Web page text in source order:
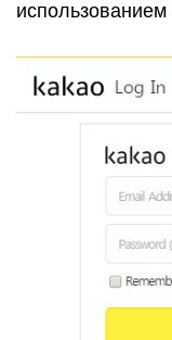
использованием